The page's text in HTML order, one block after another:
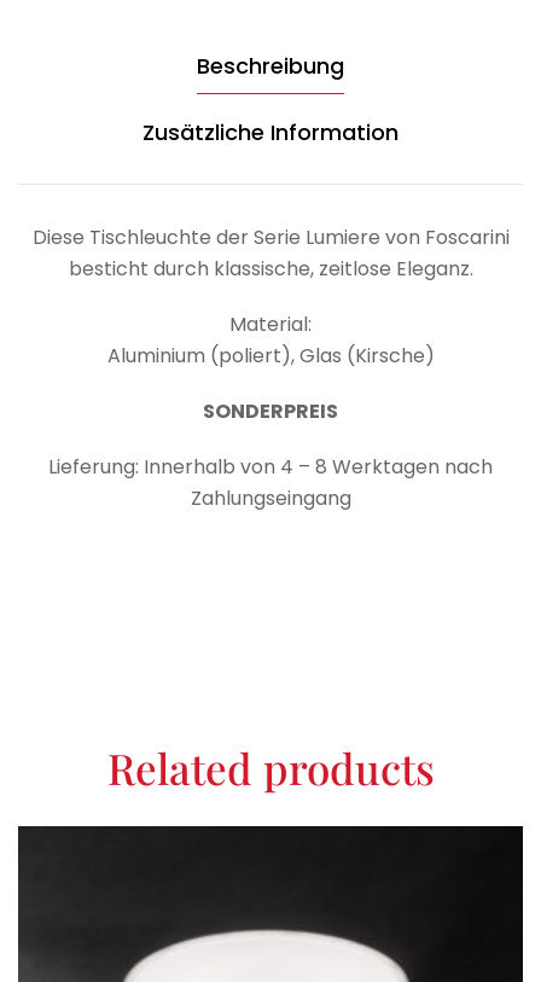
Beschreibung
Zusätzliche Information
Diese Tischleuchte der Serie Lumiere von Foscarini
besticht durch klassische, zeitlose Eleganz.
Material:
Aluminium (poliert), Glas (Kirsche)
SONDERPREIS
Lieferung: Innerhalb von 4 – 8 Werktagen nach
Zahlungseingang
Related products